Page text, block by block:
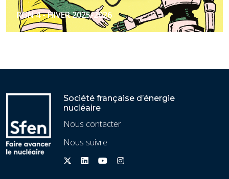
RGN 4 - HIVER 2025-2026
Société française d’énergie
nucléaire
Nous contacter
Nous suivre